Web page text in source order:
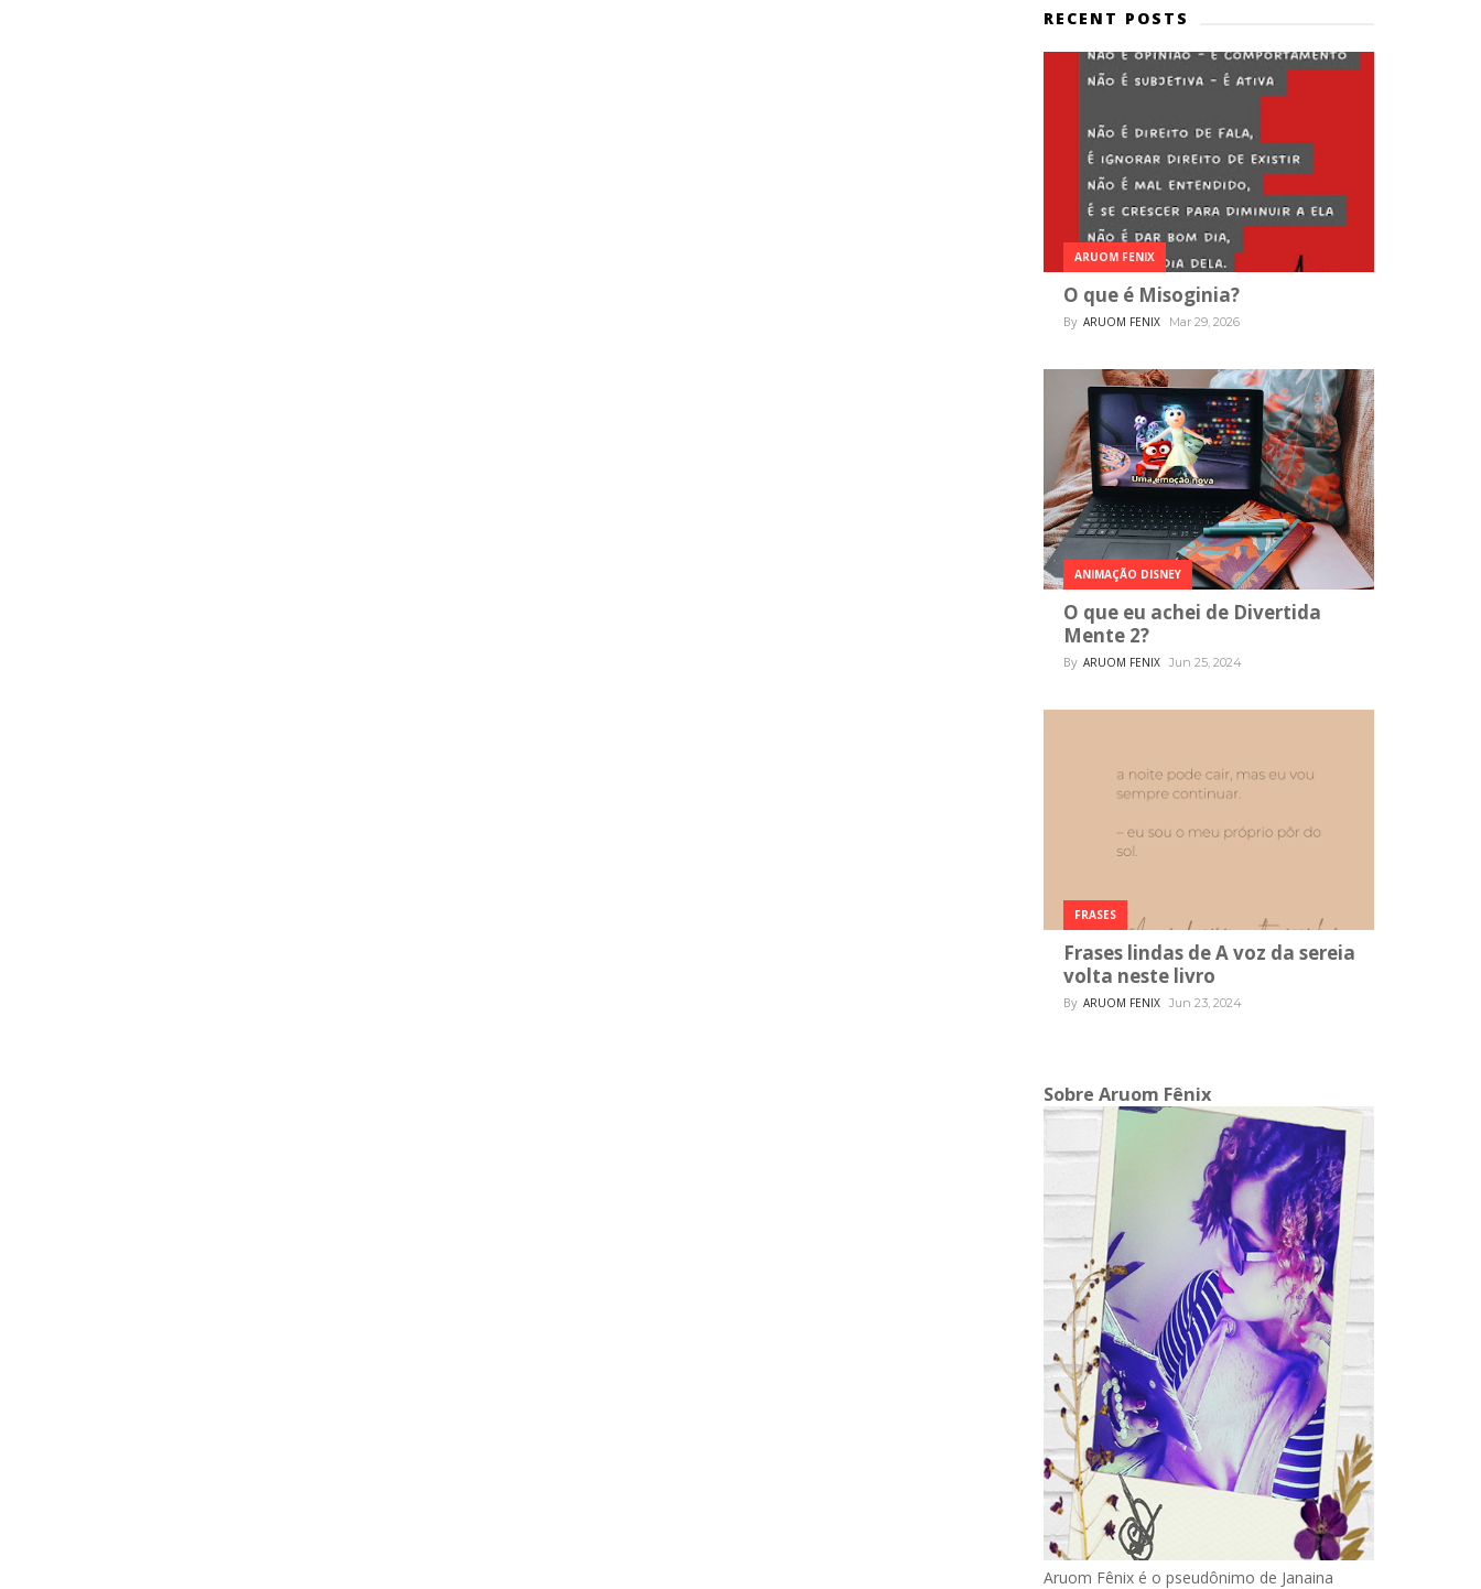
RECENT POSTS
ARUOM FENIX
O que é Misoginia?
By ARUOM FENIX Mar 29, 2026
ANIMAÇÃO DISNEY
O que eu achei de Divertida
Mente 2?
By ARUOM FENIX Jun 25, 2024
FRASES
Frases lindas de A voz da sereia
volta neste livro
By ARUOM FENIX Jun 23, 2024
Sobre Aruom Fênix
Aruom Fênix é o pseudônimo de Janaina